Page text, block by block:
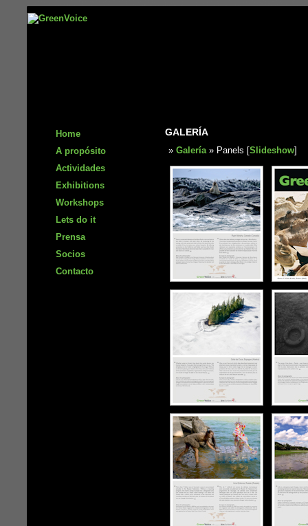
Home
A propósito
Actividades
Exhibitions
Workshops
Lets do it
Prensa
Socios
Contacto
GALERÍA
» Galería» Panels [Slideshow]